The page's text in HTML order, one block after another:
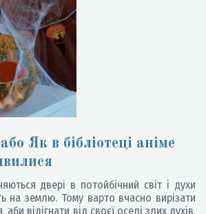
Як в бібліотеці аніме
двері в потойбічний світ і духи
на землю. Тому варто вчасно вирізати
аби відігнати від своєї оселі злих духів,